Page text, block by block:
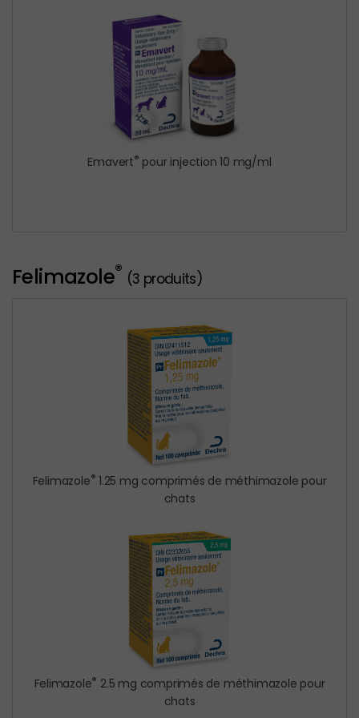
Emavert® pour injection 10 mg/ml
Felimazole® (3 produits)
Felimazole® 1.25 mg comprimés de méthimazole pour
chats
Felimazole® 2.5 mg comprimés de méthimazole pour
chats